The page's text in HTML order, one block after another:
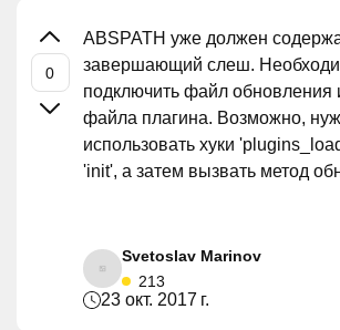
ABSPATH уже должен
завершающий слеш.
подключить файл обновления
файла плагина. Возможно,
использовать хуки
'init', а затем вызвать метод
Svetoslav Marinov
213
23 окт. 2017 г.